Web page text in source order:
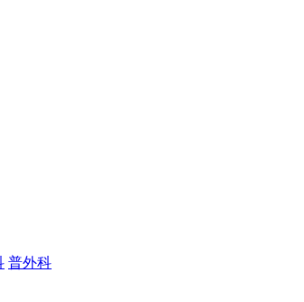
普外科